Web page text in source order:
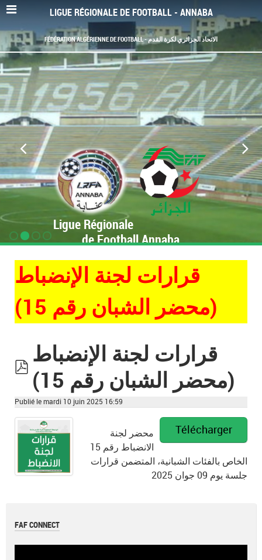
LIGUE RÉGIONALE DE FOOTBALL - ANNABA
FÉDÉRATION ALGÉRIENNE DE FOOTBALL - الاتحاد الجزائري لكرة القدم
Ligue Régionale
de Football Annaba
قرارات لجنة الإنضباط
(محضر الشبان رقم 15)
pdf
قرارات لجنة الإنضباط
(محضر الشبان رقم 15)
Publié le mardi 10 juin 2025 16:59
Télécharger
محضر لجنة
الانضباط رقم 15
الخاص بالفئات الشبانية، المتضمن قرارات
جلسة يوم 09 جوان 2025
FAF CONNECT